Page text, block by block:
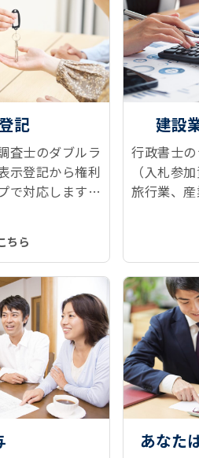
記
査士のダブルラ
示登記から権利
で対応します！
、ワンストップ
ちら
建設
行政書士
（入札参
旅行業、
あなた